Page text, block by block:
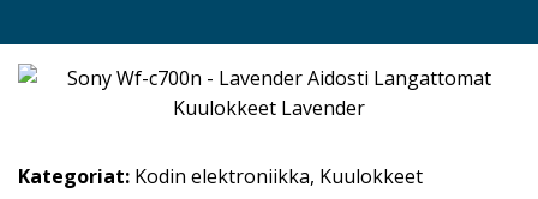
Kategoriat: Kodin elektroniikka, Kuulokkeet